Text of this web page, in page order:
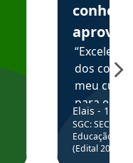
aprova
dos
meu
para
colocar
através
de
Elais - 15/
SGC: SEC BA
Educação
(Edital